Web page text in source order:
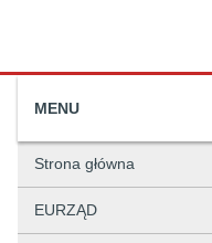
MENU
Strona główna
EURZĄD